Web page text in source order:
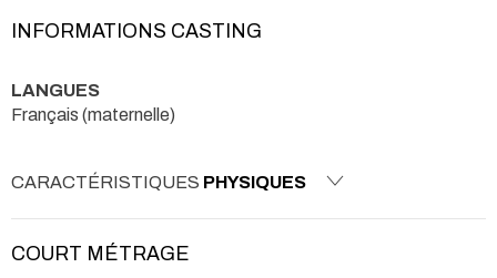
INFORMATIONS CASTING
LANGUES
Français (maternelle)
CARACTÉRISTIQUES PHYSIQUES
COURT MÉTRAGE